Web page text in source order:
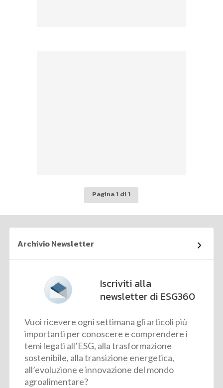
Pagina 1 di 1
Archivio Newsletter
Iscriviti alla
newsletter di ESG360
Vuoi ricevere ogni settimana gli articoli più
importanti per conoscere e comprendere i
temi legati all’ESG, alla trasformazione
sostenibile, alla transizione energetica,
all’evoluzione e innovazione del mondo
agroalimentare?